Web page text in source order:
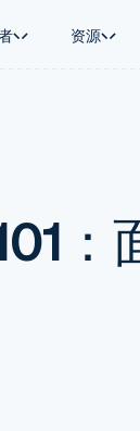
资源
钱
施
管理订阅
提供按用量
发行稳定币
：